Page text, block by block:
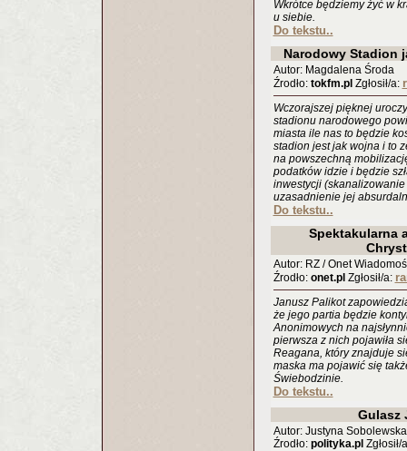
Wkrótce będziemy żyć w
u siebie.
Do tekstu..
Narodowy Stadion
Autor: Magdalena Środa
Źrodło: tokfm.pl Zgłosił/a:
Wczorajszej pięknej
stadionu narodowego
miasta ile nas to będzie
stadion jest jak wojna i to
na powszechną
podatków idzie i będzie
inwestycji
uzasadnienie jej
Do tekstu..
Spektakularna
Autor: RZ / Onet
Źrodło: onet.pl Zgłosił/a:
Janusz Palikot
że jego partia będzie
Anonimowych na
pierwsza z nich pojawiła
Reagana, który znajduje
maska ma pojawić się
Świebodzinie.
Do tekstu..
Gulasz
Autor: Justyna Sobolewska
Źrodło: polityka.pl Zgłosił/